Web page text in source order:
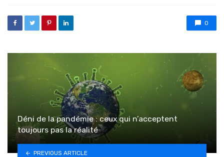
0
Déni de la pandémie : ceux qui n’acceptent
toujours pas la réalité
PREVIOUS ARTICLE